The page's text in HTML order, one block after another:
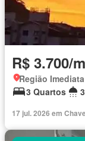
R$ 3.700/
3 Quartos
17 jul. 2026 em